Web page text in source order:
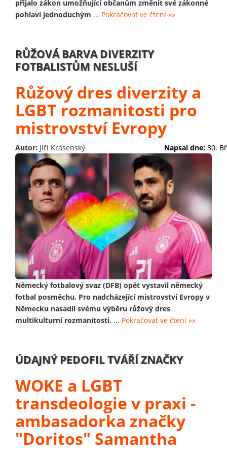
přijalo zákon umožňující občanům změnit své zákonné
pohlaví jednoduchým ... Pokračovat ve čtení »»
RŮŽOVÁ BARVA DIVERZITY
FOTBALISTŮM NESLUŠÍ
Růžový dres diverzity a
LGBT rozmanitosti pro
mistrovství Evropy
Autor: Jiří Krásenský Napsal dne: 30.
Německý fotbalový svaz (DFB) opět vystavil německý
fotbal posměchu. Pro nadcházející mistrovství Evropy v
Německu nasadil svému výběru růžový dres
multikulturní rozmanitosti. ... Pokračovat ve čtení »»
ÚDAJNÝ PEDOFIL TVÁŘÍ ZNAČKY
WOKE a LGBT
transdeologie v praxi -
ambasadorka značky
"Doritos" Samantha